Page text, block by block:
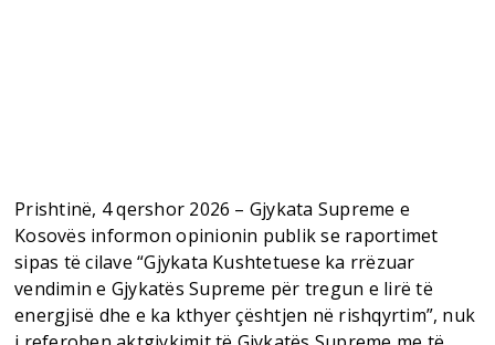
Prishtinë, 4 qershor 2026 – Gjykata Supreme e
Kosovës informon opinionin publik se raportimet
sipas të cilave “Gjykata Kushtetuese ka rrëzuar
vendimin e Gjykatës Supreme për tregun e lirë të
energjisë dhe e ka kthyer çështjen në rishqyrtim”, nuk